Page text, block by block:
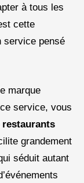
à tous les
cette
service pensé
marque
service, vous
restaurants
grandement
séduit autant